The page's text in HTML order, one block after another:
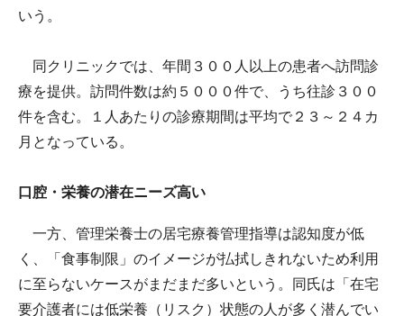
いう。
同クリニックでは、年間３００人以上の患者へ訪問診
療を提供。訪問件数は約５０００件で、うち往診３００
件を含む。１人あたりの診療期間は平均で２３～２４カ
月となっている。
口腔・栄養の潜在ニーズ高い
一方、管理栄養士の居宅療養管理指導は認知度が低
く、「食事制限」のイメージが払拭しきれないため利用
に至らないケースがまだまだ多いという。同氏は「在宅
要介護者には低栄養（リスク）状態の人が多く潜んでい